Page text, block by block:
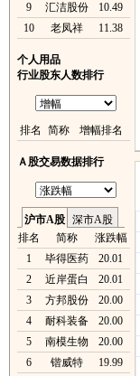
9
汇洁股份
10.49
10
老凤祥 11.38
个人用品
行业股东人数排行
排名 简称 增幅排名
Ａ股交易数据排行
沪市A股 深市A股
排名
简称
涨跌幅
1
毕得医药
20.01
2
近岸蛋白
20.01
3
方邦股份
20.00
4
耐科装备
20.00
5
南模生物
20.00
6
锴威特
19.99